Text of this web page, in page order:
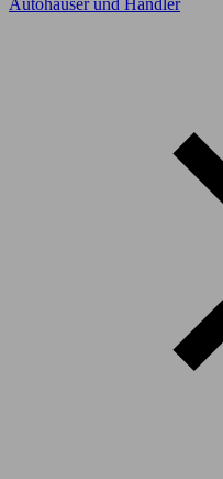
Autohäuser und Händler